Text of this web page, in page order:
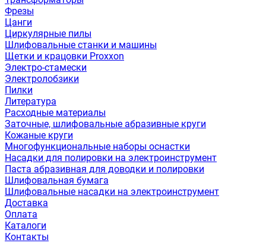
Фрезы
Цанги
Циркулярные пилы
Шлифовальные станки и машины
Щетки и крацовки Proxxon
Электро-стамески
Электролобзики
Пилки
Литература
Расходные материалы
Заточные, шлифовальные абразивные круги
Кожаные круги
Многофункциональные наборы оснастки
Насадки для полировки на электроинструмент
Паста абразивная для доводки и полировки
Шлифовальная бумага
Шлифовальные насадки на электроинструмент
Доставка
Оплата
Каталоги
Контакты